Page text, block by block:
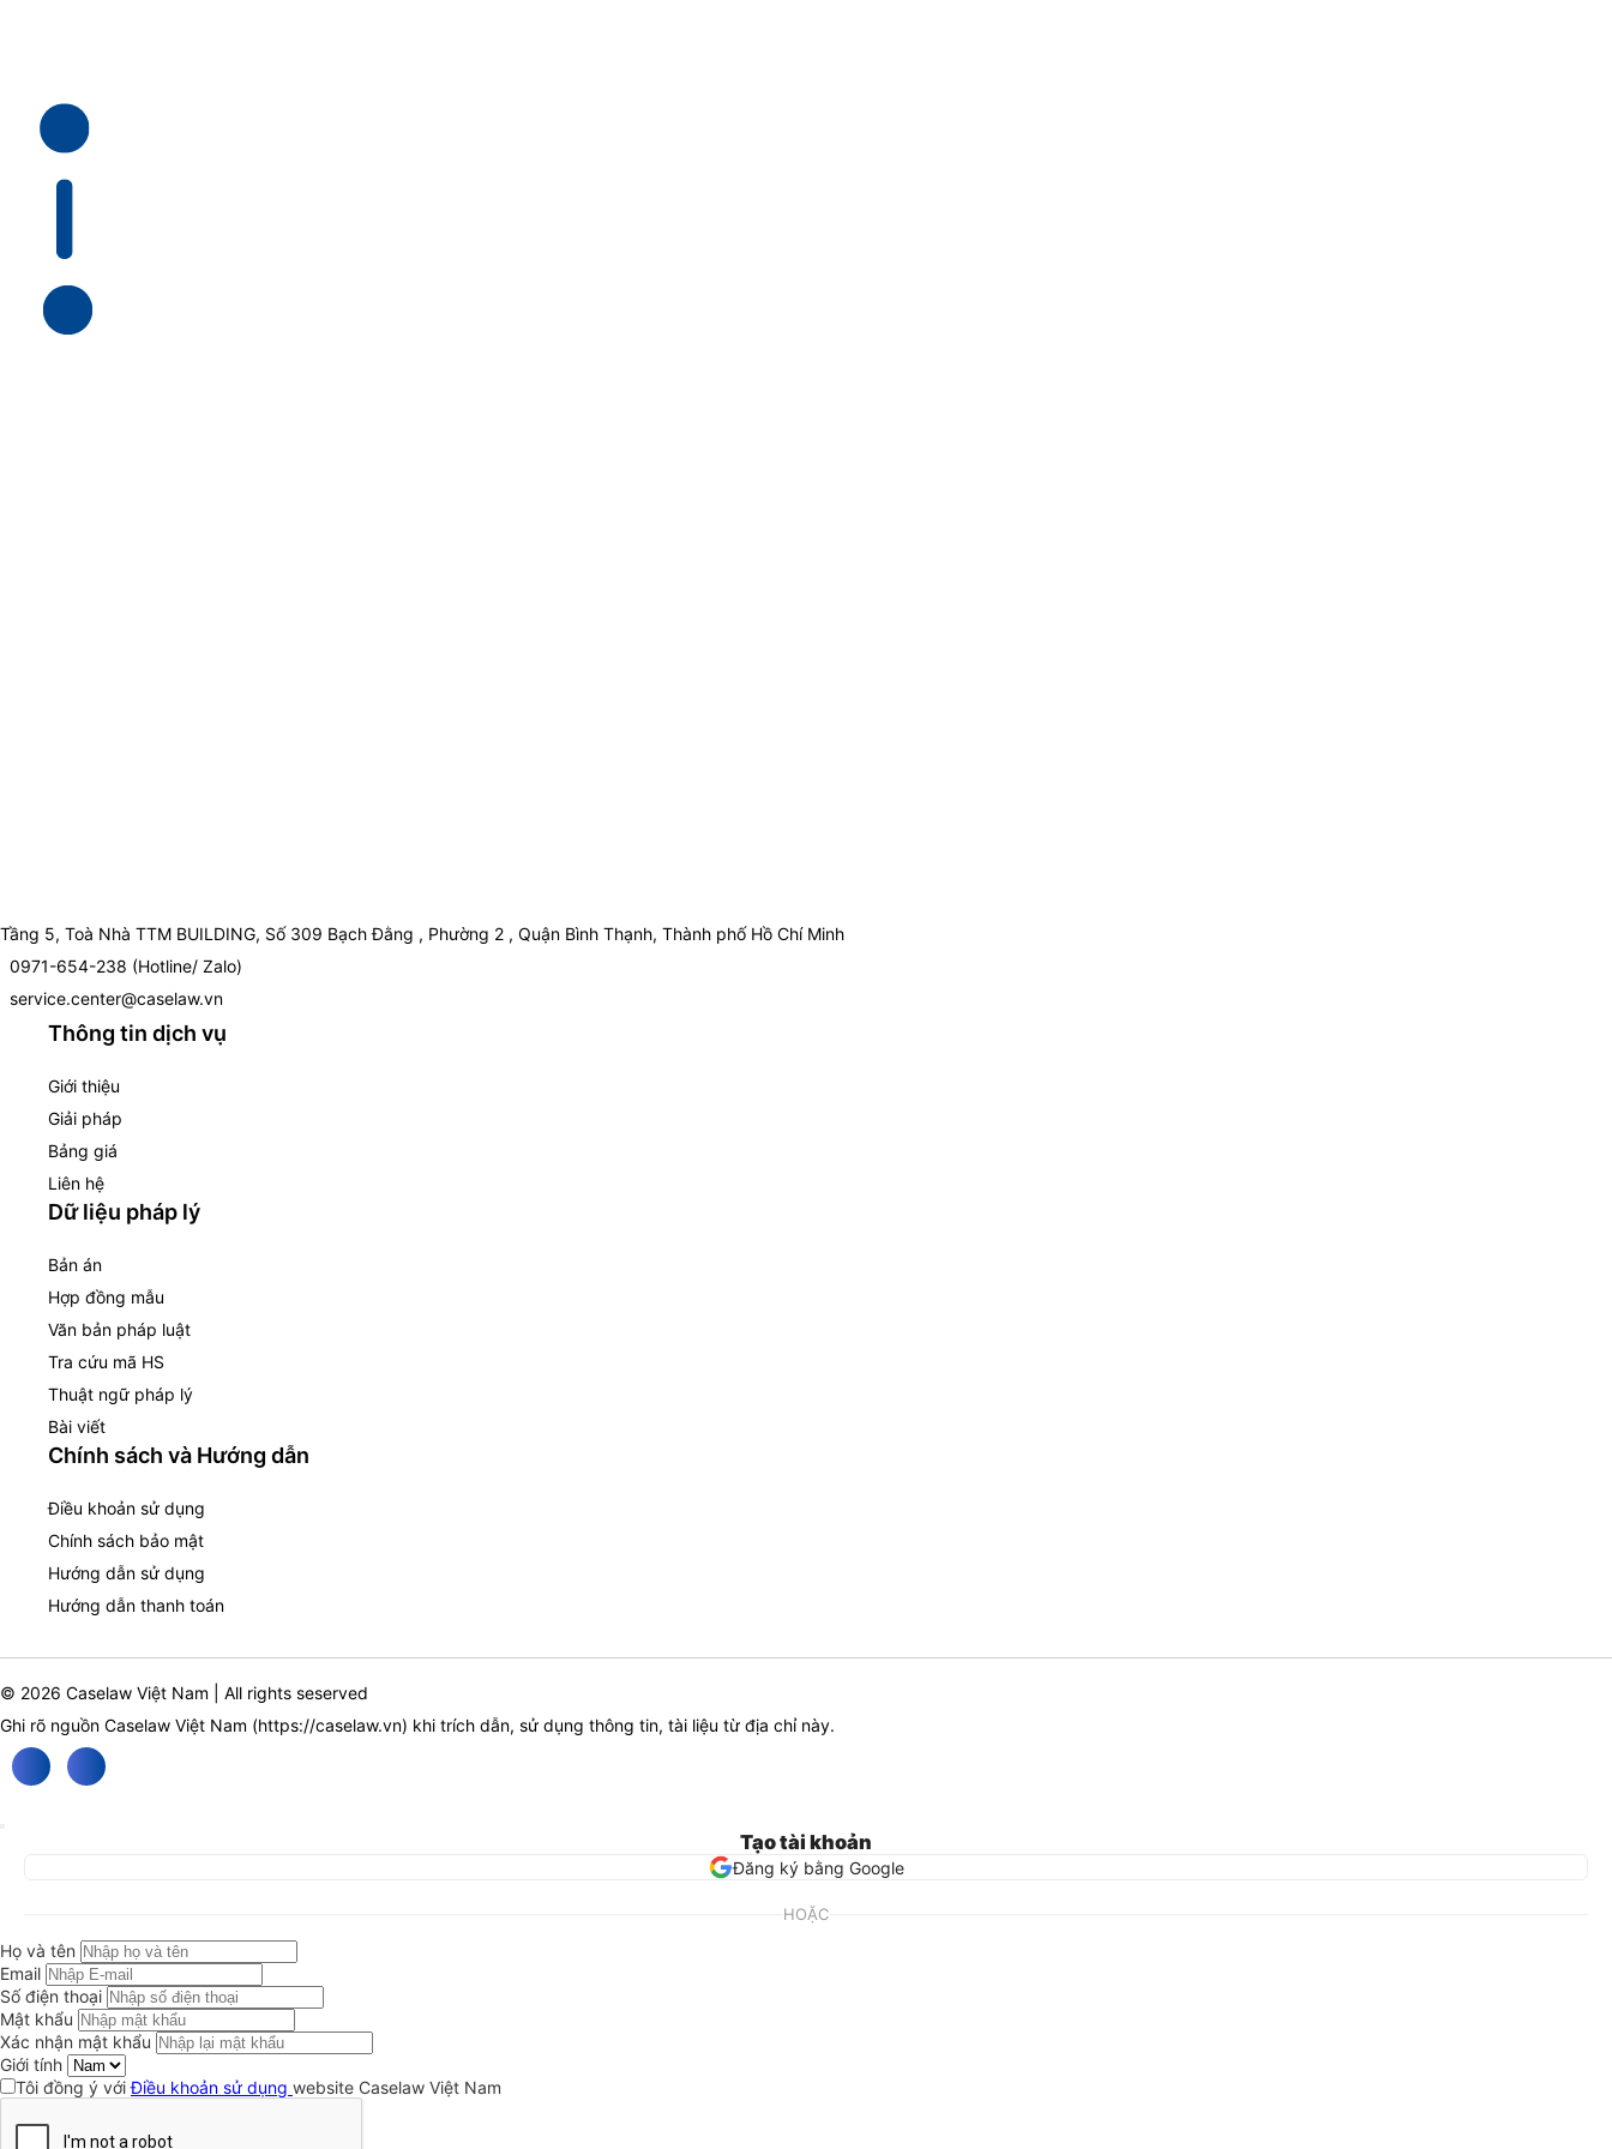
Tầng 5, Toà Nhà TTM BUILDING, Số 309 Bạch Đằng , Phường 2 , Quận Bình Thạnh, Thành phố Hồ Chí Minh
0971-654-238 (Hotline/ Zalo)
service.center@caselaw.vn
Thông tin dịch vụ
Giới thiệu
Giải pháp
Bảng giá
Liên hệ
Dữ liệu pháp lý
Bản án
Hợp đồng mẫu
Văn bản pháp luật
Tra cứu mã HS
Thuật ngữ pháp lý
Bài viết
Chính sách và Hướng dẫn
Điều khoản sử dụng
Chính sách bảo mật
Hướng dẫn sử dụng
Hướng dẫn thanh toán
© 2026 Caselaw Việt Nam | All rights seserved
Ghi rõ nguồn Caselaw Việt Nam (https://caselaw.vn) khi trích dẫn, sử dụng thông tin, tài liệu từ địa chỉ này.
Tạo tài khoản
Đăng ký bằng Google
HOẶC
Họ và tên
Email
Số điện thoại
Mật khẩu
Xác nhận mật khẩu
Giới tính
Tôi đồng ý vớiĐiều khoản sử dụng website Caselaw Việt Nam